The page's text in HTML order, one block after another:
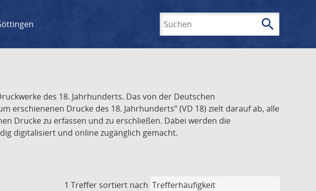
search
des 18. Jahrhunderts. Das von der Deutschen
erschienenen Drucke des 18. Jahrhunderts” (VD 18) zielt darauf ab, alle
Drucke zu erfassen und zu erschließen. Dabei werden die
digitalisiert und online zugänglich gemacht.
1 Treffer sortiert nach